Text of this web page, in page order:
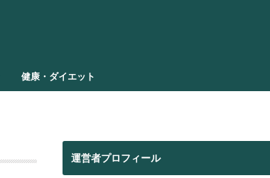
健康・ダイエット
運営者プロフィール